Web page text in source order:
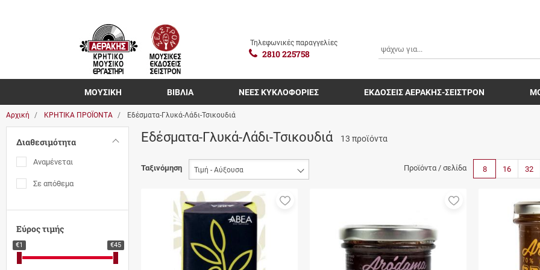
Τηλεφωνικές παραγγελίες
2810 225758
ΜΟΥΣΙΚΗ ΒΙΒΛΙΑ ΝΕΕΣ ΚΥΚΛΟΦΟΡΙΕΣ ΕΚΔΟΣΕΙΣ ΑΕΡΑΚΗΣ-ΣΕΙΣΤΡΟΝ
Αρχική ΚΡΗΤΙΚΑ ΠΡΟΪΟΝΤΑ Εδέσματα-Γλυκά-Λάδι-Τσικουδιά
Διαθεσιμότητα
Αναμένεται
Σε απόθεμα
Εύρος τιμής
€1 €45
Εδέσματα-Γλυκά-Λάδι-Τσικουδιά 13 προϊόντα
Ταξινόμηση Προϊόντα / σελίδα 8 16 32
Προσθήκη
Προσθήκη